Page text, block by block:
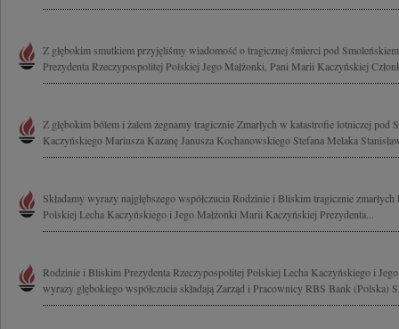
Z głębokim smutkiem przyjęliśmy wiadomość o tragicznej śmierci pod
Prezydenta Rzeczypospolitej Polskiej Jego Małżonki, Pani Marii Kaczyńskiej
Z głębokim bólem i żalem żegnamy tragicznie Zmarłych w katastrofie lotniczej pod
Kaczyńskiego Mariusza Kazanę Janusza Kochanowskiego Stefana Melaka
Składamy wyrazy najgłębszego współczucia Rodzinie i Bliskim tragicznie
Polskiej Lecha Kaczyńskiego i Jego Małżonki Marii Kaczyńskiej Prezydenta...
Rodzinie i Bliskim Prezydenta Rzeczypospolitej Polskiej Lecha Kaczyńskiego i
wyrazy głębokiego współczucia składają Zarząd i Pracownicy RBS Bank (Polska)